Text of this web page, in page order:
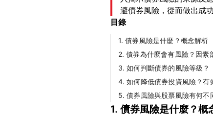
避債券風險，從而做出成功
目錄
1. 債券風險是什麼？概念解析
2. 債券為什麼會有風險？因素
3. 如何判斷債券的風險等級？
4. 如何降低債券投資風險？有
5. 債券風險與股票風險有何不
1. 債券風險是什麼？概